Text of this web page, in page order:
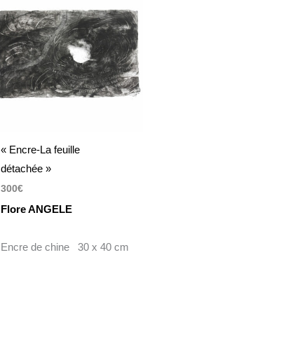
« Encre-La feuille
détachée »
300€
Flore ANGELE
Encre de chine 30 x 40 cm